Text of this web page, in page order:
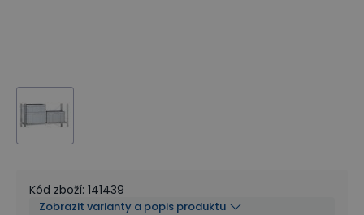
Kód zboží: 141439
Zobrazit varianty a popis produktu